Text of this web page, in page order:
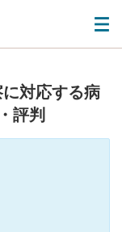
対応する病
評判